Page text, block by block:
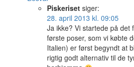
Piskeriset siger:
28. april 2013 kl. 09:05
Ja ikke? Vi startede på
første poser, som vi købte
Italien) er først begyndt at
rigtig godt alternativ til de